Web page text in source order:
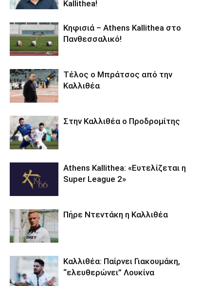
Kallithea!
Κηφισιά – Athens Kallithea στο
Πανθεσσαλικό!
Τέλος ο Μπράτσος από την
Καλλιθέα
Στην Καλλιθέα ο Προδρομίτης
Athens Kallithea: «Ευτελίζεται η
Super League 2»
Πήρε Ντεντάκη η Καλλιθέα
Καλλιθέα: Παίρνει Γιακουμάκη,
“ελευθερώνει” Λουκίνα